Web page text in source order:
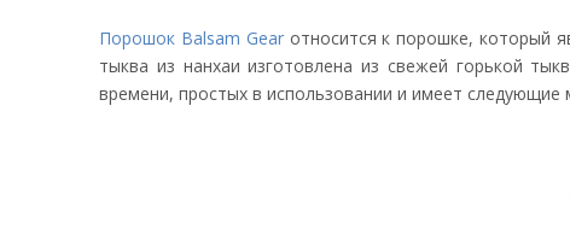
Порошок Balsam Gear относится к порошке, который
тыква из нанхаи изготовлена из свежей горькой
времени, простых в использовании и имеет